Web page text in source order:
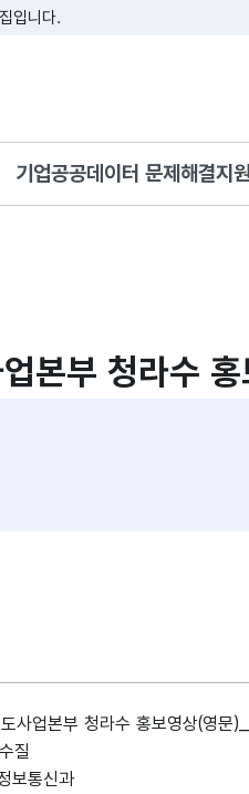
입니다.
털
기업공공데이터 문제해결지
본부 청라수
사업본부 청라수 홍보영상(영문
질
보통신과